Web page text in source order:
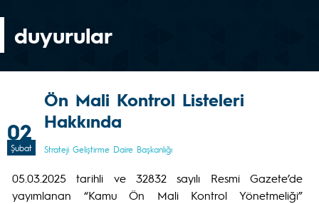
duyurular
02
Şubat
Ön Mali Kontrol Listeleri
Hakkında
Strateji Geliştirme Daire Başkanlığı
05.03.2025 tarihli ve 32832 sayılı Resmi Gazete’de
yayımlanan “Kamu Ön Mali Kontrol Yönetmeliği”